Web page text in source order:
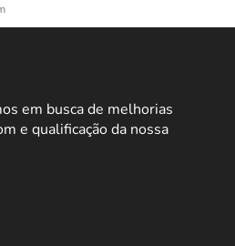
em busca de melhorias
e qualificação da nossa